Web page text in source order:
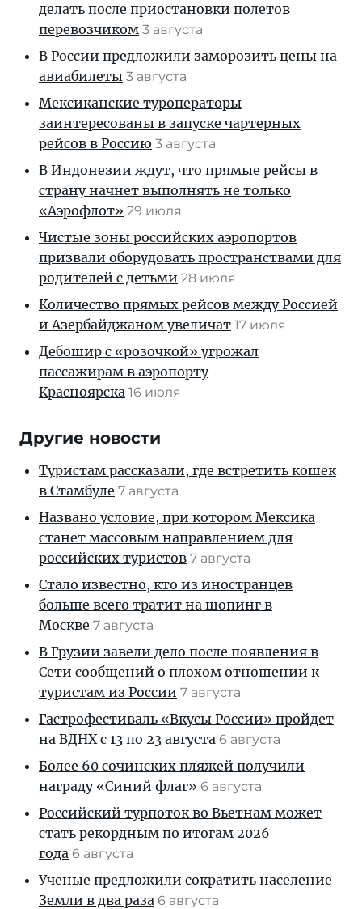
делать после приостановки полетов
перевозчиком 3 августа
В России предложили заморозить цены на
авиабилеты 3 августа
Мексиканские туроператоры
заинтересованы в запуске чартерных
рейсов в Россию 3 августа
В Индонезии ждут, что прямые рейсы в
страну начнет выполнять не только
«Аэрофлот» 29 июля
Чистые зоны российских аэропортов
призвали оборудовать пространствами для
родителей с детьми 28 июля
Количество прямых рейсов между Россией
и Азербайджаном увеличат 17 июля
Дебошир с «розочкой» угрожал
пассажирам в аэропорту
Красноярска 16 июля
Другие новости
Туристам рассказали, где встретить кошек
в Стамбуле 7 августа
Названо условие, при котором Мексика
станет массовым направлением для
российских туристов 7 августа
Стало известно, кто из иностранцев
больше всего тратит на шопинг в
Москве 7 августа
В Грузии завели дело после появления в
Сети сообщений о плохом отношении к
туристам из России 7 августа
Гастрофестиваль «Вкусы России» пройдет
на ВДНХ с 13 по 23 августа 6 августа
Более 60 сочинских пляжей получили
награду «Синий флаг» 6 августа
Российский турпоток во Вьетнам может
стать рекордным по итогам 2026
года 6 августа
Ученые предложили сократить население
Земли в два раза 6 августа